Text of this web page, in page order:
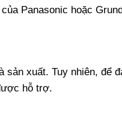
Panasonic hoặc
sản xuất. Tuy nhiên, để
hỗ trợ.